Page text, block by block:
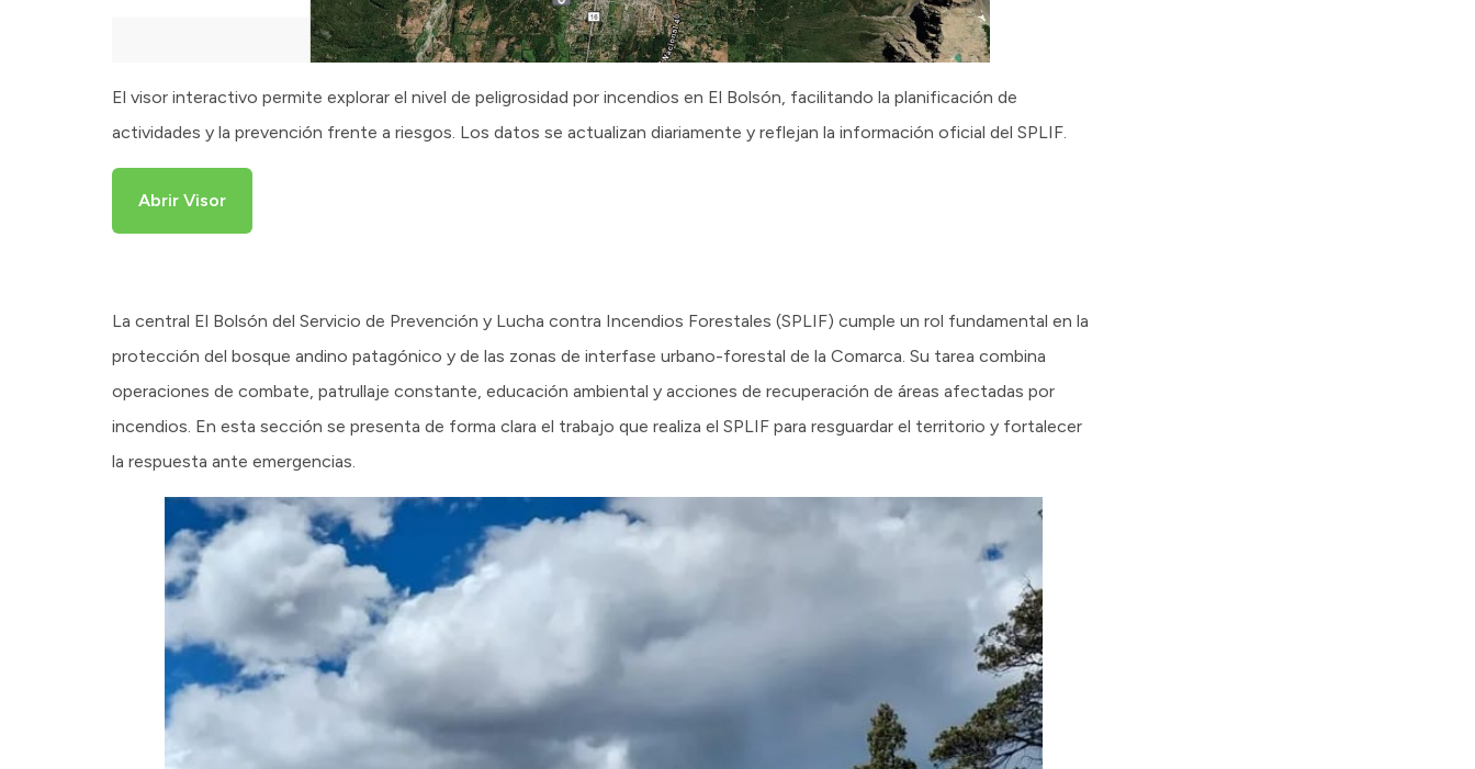
El visor interactivo permite explorar el nivel de peligrosidad por incendios en El Bolsón, facilitando la planificación de
actividades y la prevención frente a riesgos. Los datos se actualizan diariamente y reflejan la información oficial del SPLIF.
Abrir Visor
La central El Bolsón del Servicio de Prevención y Lucha contra Incendios Forestales (SPLIF) cumple un rol fundamental en la
protección del bosque andino patagónico y de las zonas de interfase urbano-forestal de la Comarca. Su tarea combina
operaciones de combate, patrullaje constante, educación ambiental y acciones de recuperación de áreas afectadas por
incendios. En esta sección se presenta de forma clara el trabajo que realiza el SPLIF para resguardar el territorio y fortalecer
la respuesta ante emergencias.